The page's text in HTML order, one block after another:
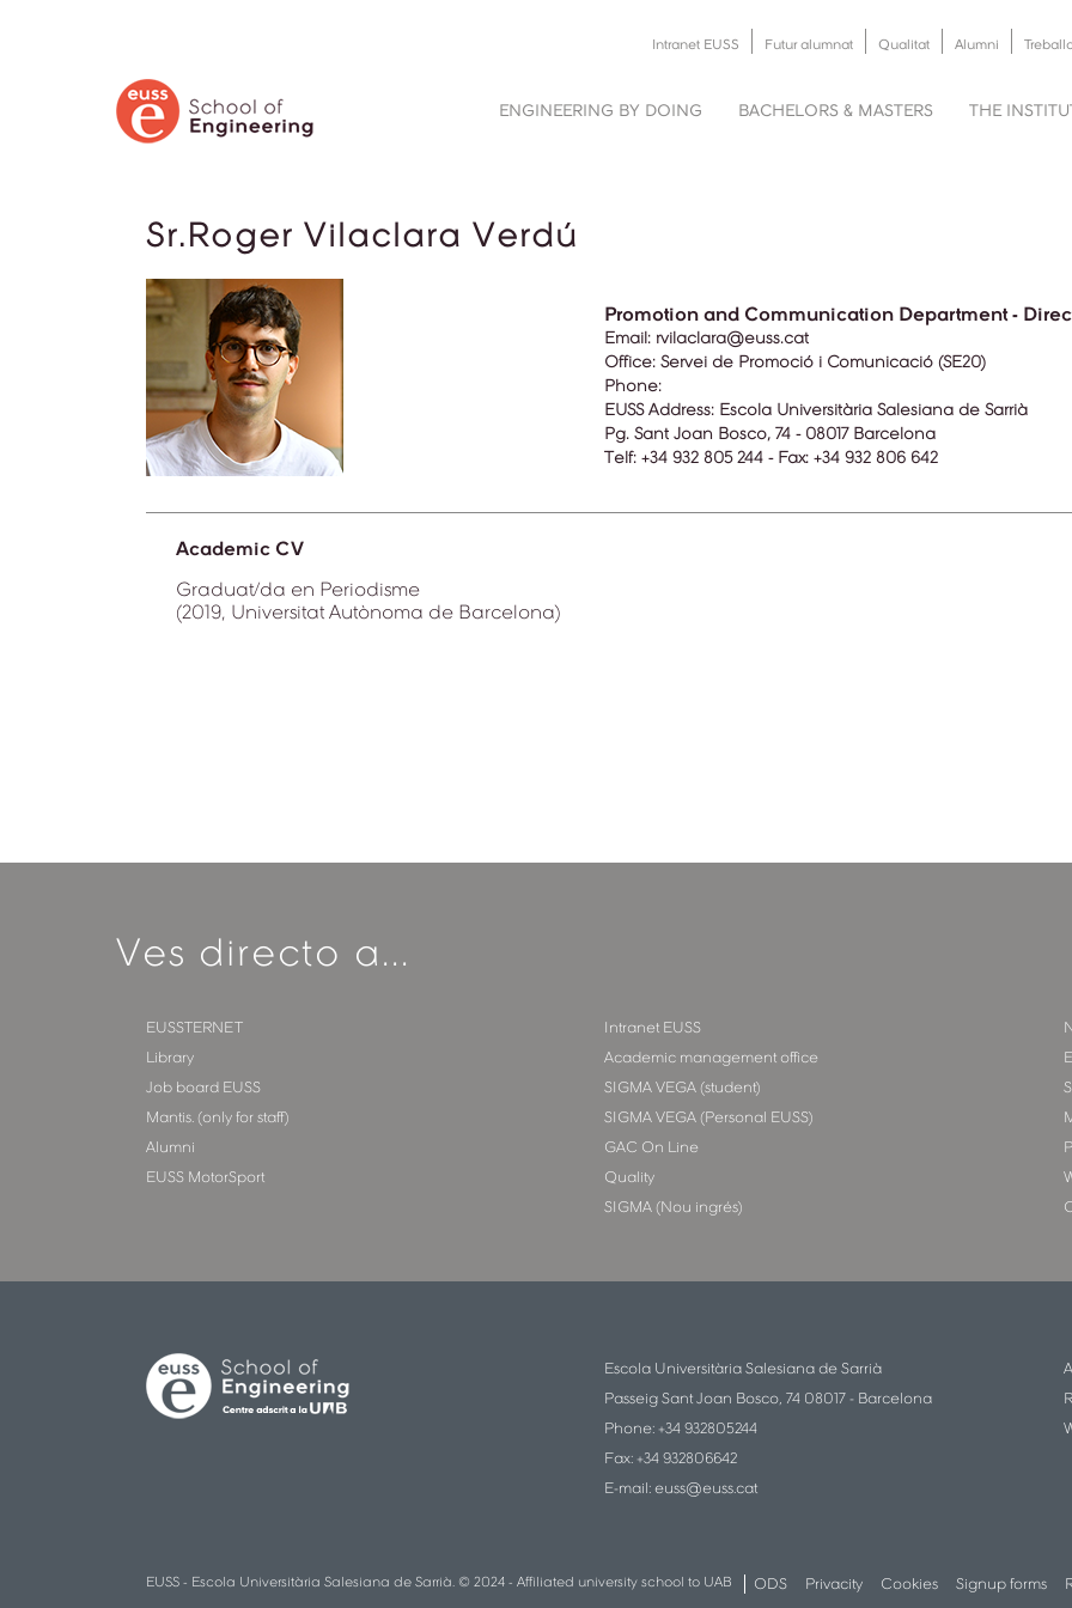
BUSCAR
Intranet EUSS Futur alumnat Qualitat Alumni
ENGINEERING BY DOING BACHELORS & MASTERS THE
Sr.Roger Vilaclara Verdú
Promotion and Communication Department -
Email: rvilaclara@euss.cat
Office:Servei de Promoció i Comunicació (SE20)
Phone:
EUSS Address: Escola Universitària Salesiana de Sarrià
Pg. Sant Joan Bosco, 74 - 08017 Barcelona
Telf: +34 932 805 244 - Fax: +34 932 806 642
Academic CV
Graduat/da en Periodisme
(2019, Universitat Autònoma de Barcelona)
Ves directo a...
EUSSTERNET
Library
Job board EUSS
Mantis. (only for staff)
Alumni
EUSS MotorSport
Intranet EUSS
Academic management office
SIGMA VEGA (student)
SIGMA VEGA (Personal EUSS)
GAC On Line
Quality
SIGMA (Nou ingrés)
Escola Universitària Salesiana de Sarrià
Passeig Sant Joan Bosco, 74 08017 - Barcelona
Phone: +34 932805244
Fax: +34 932806642
E-mail:euss@euss.cat
EUSS - Escola Universitària Salesiana de Sarrià. © 2024 - Affiliated university school to UAB ODS Privacity Cookies Signup forms